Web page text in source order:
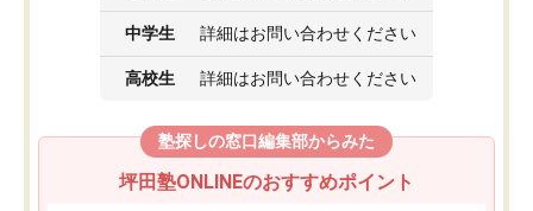
中学生 詳細はお問い合わせください
高校生 詳細はお問い合わせください
塾探しの窓口編集部からみた
坪田塾ONLINEのおすすめポイント